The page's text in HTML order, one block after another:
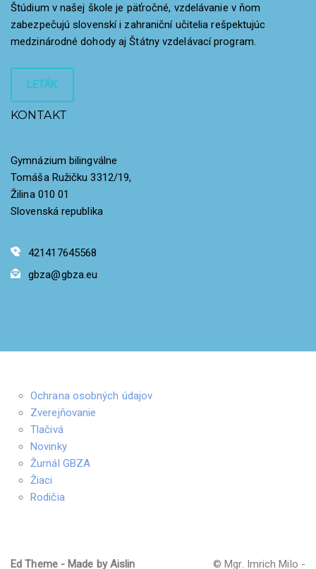
Štúdium v našej škole je päťročné, vzdelávanie v ňom
zabezpečujú slovenskí i zahraniční učitelia rešpektujúc
medzinárodné dohody aj Štátny vzdelávací program.
LETÁK
KONTAKT
Gymnázium bilingválne
Tomáša Ružičku 3312/19,
Žilina 010 01
Slovenská republika
421417645568
gbza@gbza.eu
Ochrana osobných údajov
Zverejňovanie
Tlačivá
Novinky
Žurnál GBZA
Žiaci
Rodičia
Ed Theme - Made by Aislin © Mgr. Imrich Milo -